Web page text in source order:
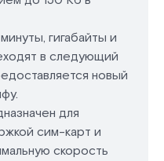
гигабайты и
в следующий
новый
для
сим-карт и
скорость